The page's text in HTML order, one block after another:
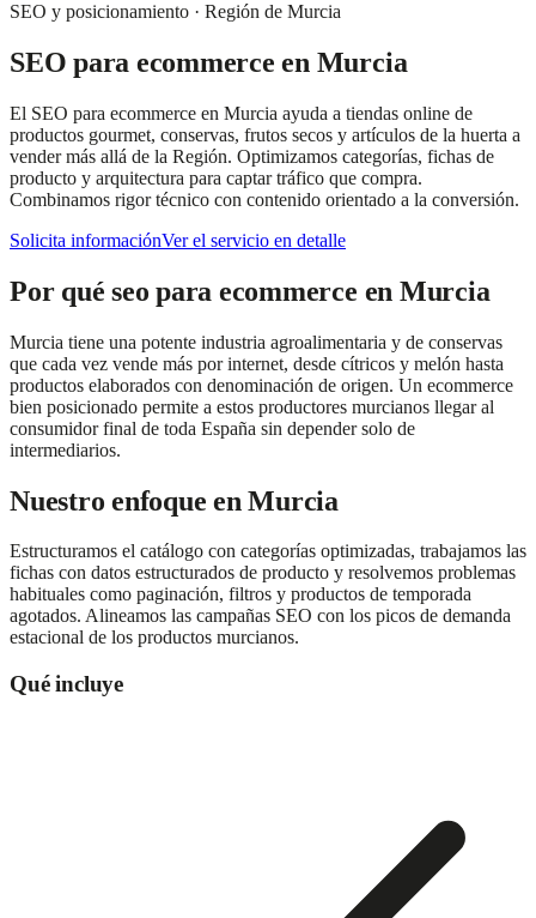
SEO y posicionamiento · Región de Murcia
SEO para ecommerce en Murcia
El SEO para ecommerce en Murcia ayuda a tiendas online de
productos gourmet, conservas, frutos secos y artículos de la huerta a
vender más allá de la Región. Optimizamos categorías, fichas de
producto y arquitectura para captar tráfico que compra.
Combinamos rigor técnico con contenido orientado a la conversión.
Solicita informaciónVer el servicio en detalle
Por quéseo para ecommerce en Murcia
Murcia tiene una potente industria agroalimentaria y de conservas
que cada vez vende más por internet, desde cítricos y melón hasta
productos elaborados con denominación de origen. Un ecommerce
bien posicionado permite a estos productores murcianos llegar al
consumidor final de toda España sin depender solo de
intermediarios.
Nuestro enfoque enMurcia
Estructuramos el catálogo con categorías optimizadas, trabajamos las
fichas con datos estructurados de producto y resolvemos problemas
habituales como paginación, filtros y productos de temporada
agotados. Alineamos las campañas SEO con los picos de demanda
estacional de los productos murcianos.
Qué incluye